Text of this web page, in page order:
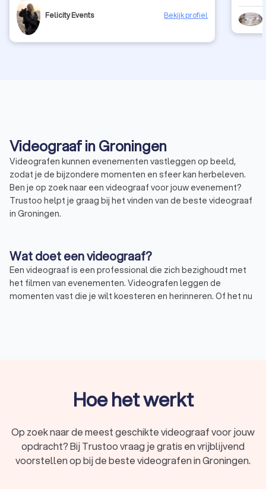
Felicity Events Bekijk profiel
Videograaf in Groningen
Videografen kunnen evenementen vastleggen op beeld,
zodat je de bijzondere momenten en sfeer kan herbeleven.
Ben je op zoek naar een videograaf voor jouw evenement?
Trustoo helpt je graag bij het vinden van de beste videograaf
in Groningen.
Wat doet een videograaf?
Een videograaf is een professional die zich bezighoudt met
het filmen van evenementen. Videografen leggen de
momenten vast die je wilt koesteren en herinneren. Of het nu
Een bruiloft is een van de meest bijzondere dagen in het
leven van een stel. Het is een dag vol liefde, gelach en geluk.
zodat je ze voor altijd kunt koesteren. Ze kunnen de
ceremonie, de receptie, het feest en alle speciale momenten
daartussen filmen.
Hoe het werkt
Op zoek naar de meest geschikte videograaf voor jouw
opdracht? Bij Trustoo vraag je gratis en vrijblijvend
voorstellen op bij de beste videografen in Groningen.